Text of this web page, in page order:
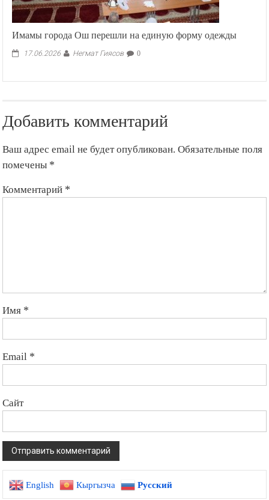
Имамы города Ош перешли на единую форму одежды
17.06.2026 Негмат Гиясов 0
Добавить комментарий
Ваш адрес email не будет опубликован. Обязательные поля
помечены *
Комментарий *
Имя *
Email *
Сайт
English Кыргызча Русский